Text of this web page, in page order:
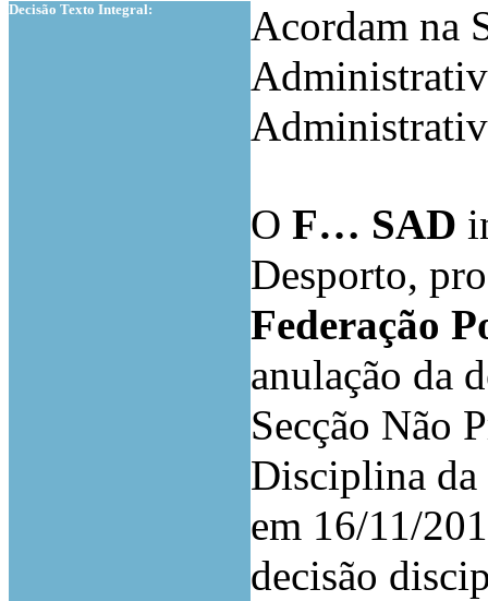
Decisão Texto Integral:
Acordam na
O F… SAD
Desporto,
Federação
anulação da
Secção Não
Disciplina da
em 16/11/
decisão